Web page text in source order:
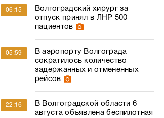
06:15
Волгоградский хирург за
отпуск принял в ЛНР 500
пациентов
05:59
В аэропорту Волгограда
сократилось количество
задержанных и отмененных
рейсов
22:16
В Волгоградской области 6
августа объявлена беспилотная